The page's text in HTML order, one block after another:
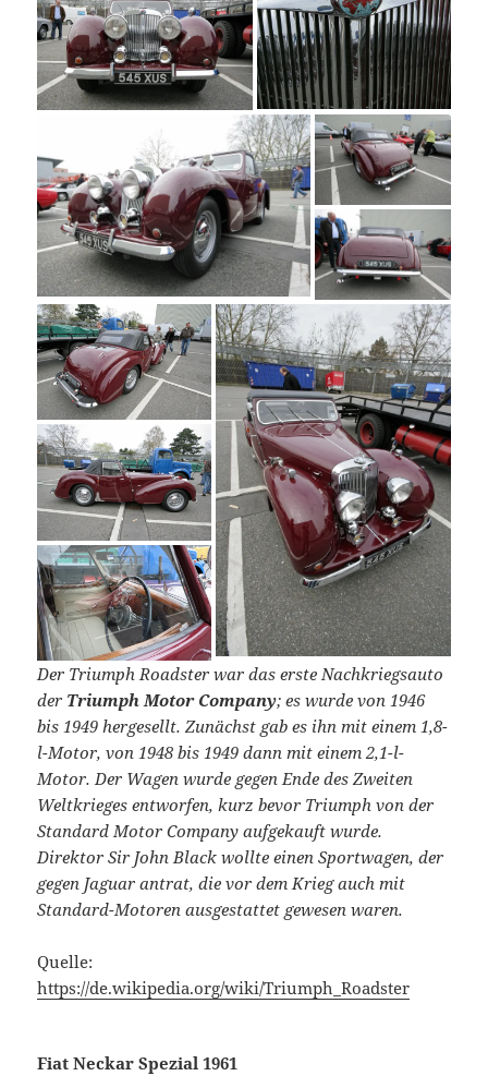
Der Triumph Roadster war das erste Nachkriegsauto
der Triumph Motor Company; es wurde von 1946
bis 1949 hergesellt. Zunächst gab es ihn mit einem 1,8-
l-Motor, von 1948 bis 1949 dann mit einem 2,1-l-
Motor. Der Wagen wurde gegen Ende des Zweiten
Weltkrieges entworfen, kurz bevor Triumph von der
Standard Motor Company aufgekauft wurde.
Direktor Sir John Black wollte einen Sportwagen, der
gegen Jaguar antrat, die vor dem Krieg auch mit
Standard-Motoren ausgestattet gewesen waren.
Quelle:
https://de.wikipedia.org/wiki/Triumph_Roadster
Fiat Neckar Spezial 1961